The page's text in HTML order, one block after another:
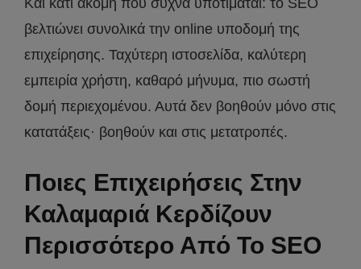
βελτιώνει συνολικά την online υποδομή της
επιχείρησης. Ταχύτερη ιστοσελίδα, καλύτερη
εμπειρία χρήστη, καθαρό μήνυμα, πιο σωστή
δομή περιεχομένου. Αυτά δεν βοηθούν μόνο στις
κατατάξεις· βοηθούν και στις μετατροπές.
Ποιες Επιχειρήσεις Στην
Καλαμαριά Κερδίζουν
Περισσότερο Από Το SEO